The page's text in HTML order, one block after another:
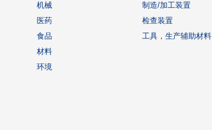
机械
医药
食品
材料
环境
制造/加工装置
检查装置
工具，生产辅助材料